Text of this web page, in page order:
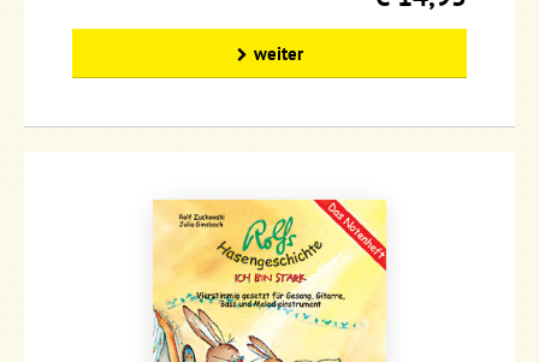
weiter